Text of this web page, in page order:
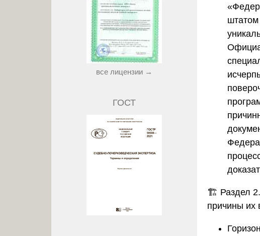
штатом
🏗️ Раздел
причины их
все лицензии →
ГОСТ